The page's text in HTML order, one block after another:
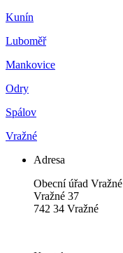
Kunín
Luboměř
Mankovice
Odry
Spálov
Vražné
Adresa
Obecní úřad Vražné
Vražné 37
742 34 Vražné